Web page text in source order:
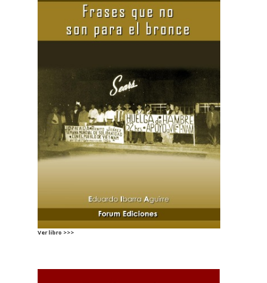
Ver libro >>>